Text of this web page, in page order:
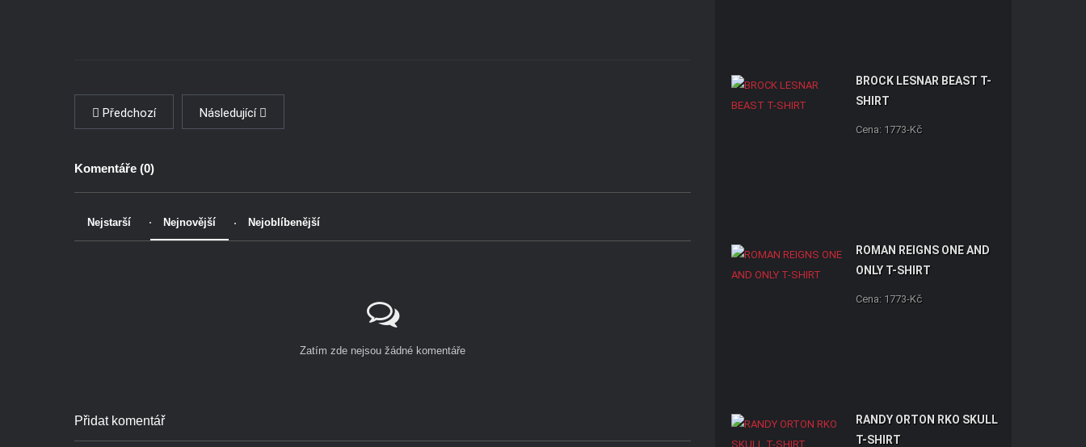
Předchozí Následující
Komentáře (0)
Nejstarší Nejnovější Nejoblíbenější
Zatím zde nejsou žádné komentáře
Přidat komentář
BROCK LESNAR BEAST T-
SHIRT
Cena: 1773-Kč
ROMAN REIGNS ONE AND
ONLY T-SHIRT
Cena: 1773-Kč
RANDY ORTON RKO SKULL
T-SHIRT